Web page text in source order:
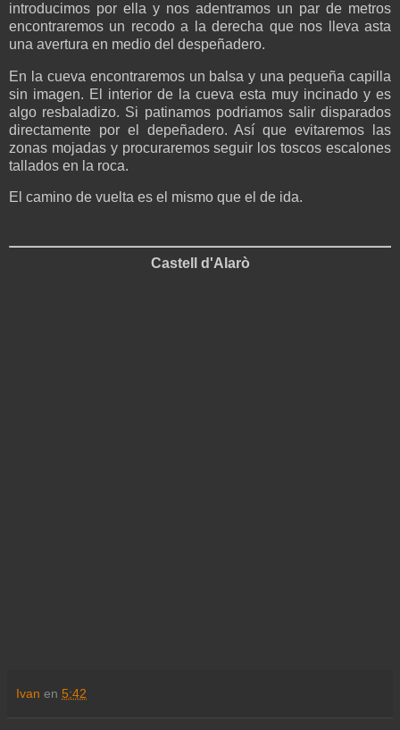
introducimos por ella y nos adentramos un par de metros
encontraremos un recodo a la derecha que nos lleva asta
una avertura en medio del despeñadero.
En la cueva encontraremos un balsa y una pequeña capilla
sin imagen. El interior de la cueva esta muy incinado y es
algo resbaladizo. Si patinamos podriamos salir disparados
directamente por el depeñadero. Así que evitaremos las
zonas mojadas y procuraremos seguir los toscos escalones
tallados en la roca.
El camino de vuelta es el mismo que el de ida.
Castell d'Alarò
Ivan en 5:42